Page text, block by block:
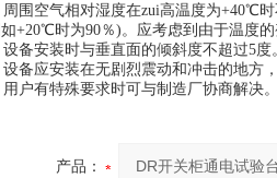
周围空气相对湿度在zui高温度为+40℃
+20℃时为90％)。应考虑到由于温度的
设备安装时与垂直面的倾斜度不超过5度
设备应安装在无剧烈震动和冲击的地方
用户有特殊要求时可与制造厂协商解决。
产品：